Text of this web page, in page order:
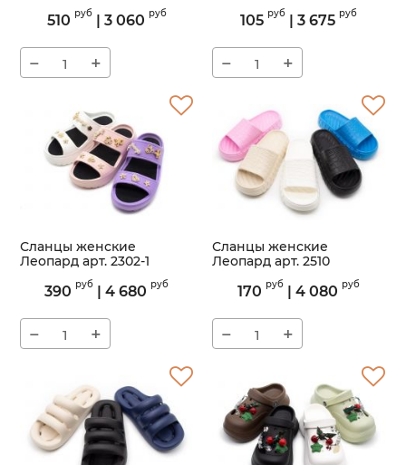
2388-14
510 руб| 3 060 руб
− +
105 руб | 3 675 руб
− +
Сланцы женские
Леопард арт. 2302-1
2302-1
390 руб | 4 680 руб
− +
Сланцы женские
Леопард арт. 2510
2510
170 руб | 4 080 руб
− +